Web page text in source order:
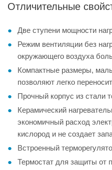
Отличительные
Две ступени мощности
Режим вентиляции без
окружающего воздуха
Компактные размеры,
позволяют легко
Прочный корпус из стали
Керамический
экономичный расход
кислород и не создает
Встроенный
Термостат для защиты от